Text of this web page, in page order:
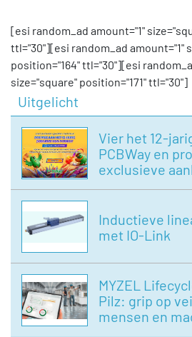
[esi random_ad amount="1"
ttl="30"][esi random_ad amount="1"
position="164" ttl="30"][esi
size="square" position="171" ttl="30"]
Uitgelicht
Vier het 12-
PCBWay en
exclusieve
Inductieve
met IO-Link
MYZEL
Pilz: grip op
mensen en